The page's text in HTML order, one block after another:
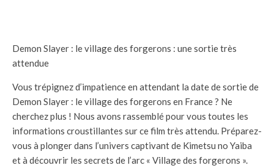
Demon Slayer : le village des forgerons : une sortie très
attendue
Vous trépignez d’impatience en attendant la date de sortie de
Demon Slayer : le village des forgerons en France ? Ne
cherchez plus ! Nous avons rassemblé pour vous toutes les
informations croustillantes sur ce film très attendu. Préparez-
vous à plonger dans l’univers captivant de Kimetsu no Yaiba
et à découvrir les secrets de l’arc « Village des forgerons ».